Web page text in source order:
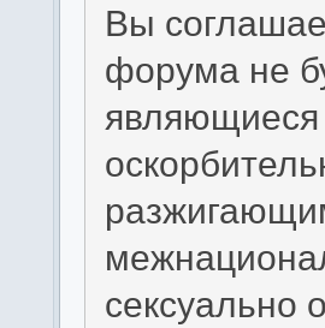
Вы
форума не
сексуально